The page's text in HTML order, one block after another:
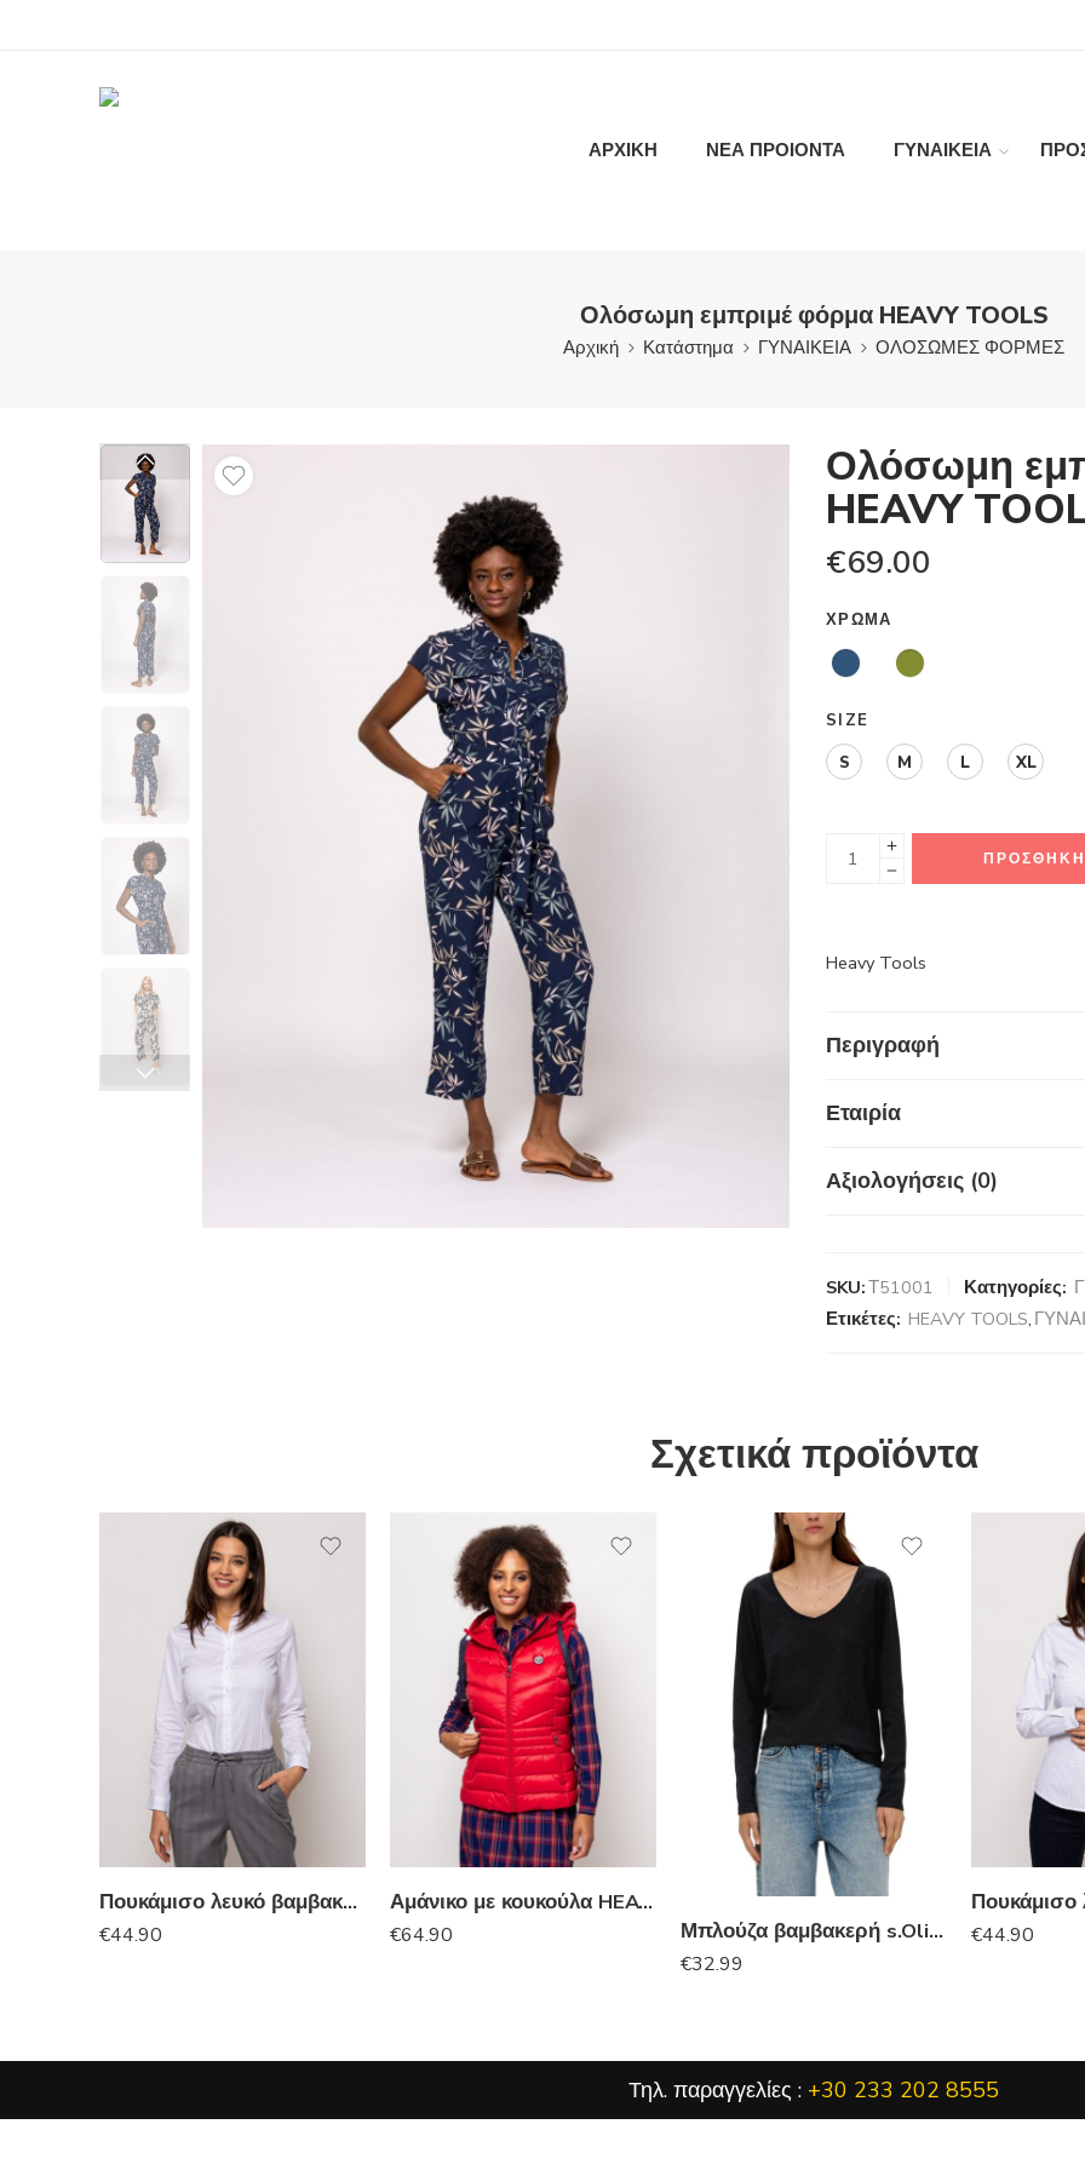
ΑΡΧΙΚΗ ΝΕΑ ΠΡΟΙΟΝΤΑ ΓΥΝΑΙΚΕΙΑ
Ολόσωμη εμπριμέ φόρμα HEAVY TOOLS
Αρχική Κατάστημα ΓΥΝΑΙΚΕΙΑ ΟΛΟΣΩΜΕΣ ΦΟΡΜΕΣ
Ολόσωμη
HEAVY
€69.00
ΧΡΏΜΑ
SIZE
S
M L XL
Heavy Tools
Περιγραφή
Εταιρία
Αξιολογήσεις (0)
SKU:Τ51001 Κατηγορίες:
Ετικέτες: HEAVY TOOLS,
Σχετικά προϊόντα
Πουκάμισο λευκό βαμβακερό HEAVY TOOLS
€44.90
Αμάνικο με κουκούλα HEAVY TOOLS
€64.90 Μπλούζα βαμβακερή s.Oliver
€32.99
€44.90
Τηλ. παραγγελίες : +30 233 202 8555